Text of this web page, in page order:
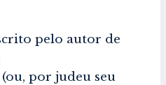
pelo autor de
por judeu seu